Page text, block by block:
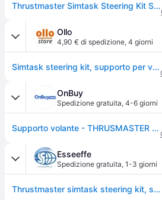
Thrustmaster Simtask Steering Kit Steering Wheel Support Argento
Ollo
4,90 € di spedizione, 4 giorni
Simtask steering kit, supporto per volante e pomello rotante per lo sterzo per simulazioni di guida di veicoli pesanti, compatibile con i volanti t128 e t248
OnBuy
Spedizione gratuita, 4-6 giorni
Supporto volante - THRUSMASTER - SimTask Steering Kit + pallone di manovra - Nero - Compatibile T128 &amp; T248 4060302
Esseeffe
Spedizione gratuita, 1-3 giorni
Thrustmaster simtask steering kit, supporto per volante e pomello rotante per lo sterzo per simulazioni di guida di veicoli pesanti, compatibile con i volanti t128 e t248